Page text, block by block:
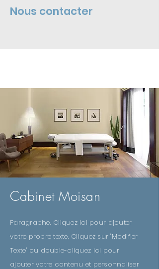
Nous contacter
Cabinet Moisan
Paragraphe. Cliquez ici pour ajouter
votre propre texte. Cliquez sur "Modifier
Texte" ou double-cliquez ici pour
ajouter votre contenu et personnaliser